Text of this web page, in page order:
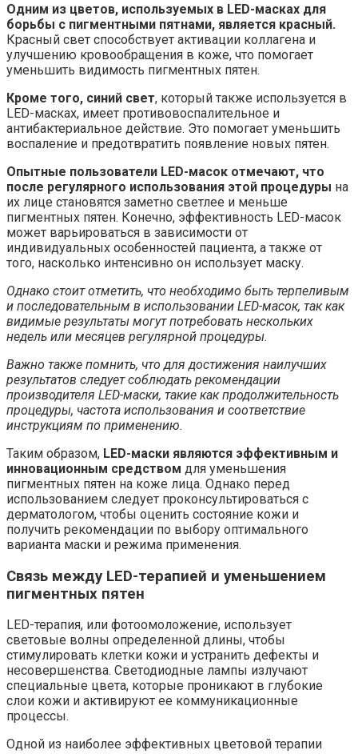
Одним из цветов, используемых в LED-масках для
борьбы с пигментными пятнами, является красный.
Красный свет способствует активации коллагена и
улучшению кровообращения в коже, что помогает
уменьшить видимость пигментных пятен.
Кроме того, синий свет, который также используется в
LED-масках, имеет противовоспалительное и
антибактериальное действие. Это помогает уменьшить
воспаление и предотвратить появление новых пятен.
Опытные пользователи LED-масок отмечают, что
после регулярного использования этой процедуры на
их лице становятся заметно светлее и меньше
пигментных пятен. Конечно, эффективность LED-масок
может варьироваться в зависимости от
индивидуальных особенностей пациента, а также от
того, насколько интенсивно он использует маску.
Однако стоит отметить, что необходимо быть терпеливым
и последовательным в использовании LED-масок, так как
видимые результаты могут потребовать нескольких
недель или месяцев регулярной процедуры.
Важно также помнить, что для достижения наилучших
результатов следует соблюдать рекомендации
производителя LED-маски, такие как продолжительность
процедуры, частота использования и соответствие
инструкциям по применению.
Таким образом, LED-маски являются эффективным и
инновационным средством для уменьшения
пигментных пятен на коже лица. Однако перед
использованием следует проконсультироваться с
дерматологом, чтобы оценить состояние кожи и
получить рекомендации по выбору оптимального
варианта маски и режима применения.
Связь между LED-терапией и уменьшением
пигментных пятен
LED-терапия, или фотоомоложение, использует
световые волны определенной длины, чтобы
стимулировать клетки кожи и устранить дефекты и
несовершенства. Светодиодные лампы излучают
специальные цвета, которые проникают в глубокие
слои кожи и активируют ее коммуникационные
процессы.
Одной из наиболее эффективных цветовой терапии